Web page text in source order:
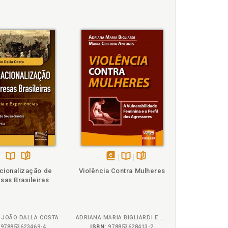
Disponível
na
páginas
de
Brasileiras
DALLA COSTA
Disponível
páginas
Violência Contra Mulheres
ADRIANA MARIA BIGLIARDI E MARIA CRISTINA ANTUNES